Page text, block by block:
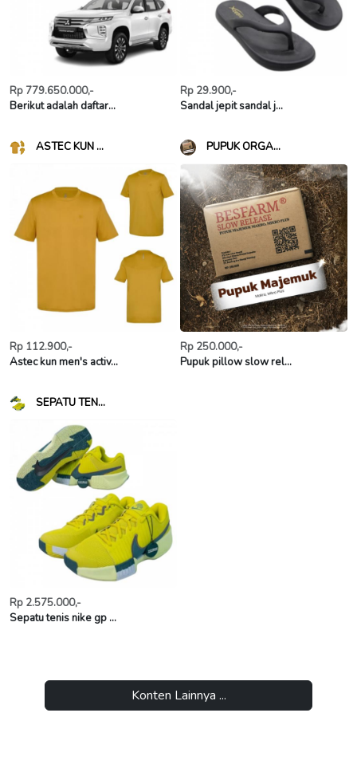
Rp 779.650.000,-
Berikut adalah daftar...
Rp 29.900,-
Sandal jepit sandal j...
ASTEC KUN ...
Rp 112.900,-
Astec kun men's activ...
PUPUK ORGA...
Rp 250.000,-
Pupuk pillow slow rel...
SEPATU TEN...
Rp 2.575.000,-
Sepatu tenis nike gp ...
Konten Lainnya ...